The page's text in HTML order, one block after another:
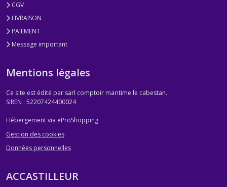
CGV
LIVRAISON
PAIEMENT
Message important
Mentions légales
Ce site est édité par sarl comptoir maritime le cabestan.
SIREN : 52207424400024
Hébergement via eProShopping
Gestion des cookies
Données personnelles
ACCASTILLEUR